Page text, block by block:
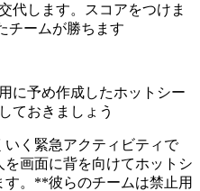
代します。スコアをつけま
チームが勝ちます
に予め作成したホットシー
ておきましょう
いく緊急アクティビティで
画面に背を向けてホットシ
。**彼らのチームは禁止用